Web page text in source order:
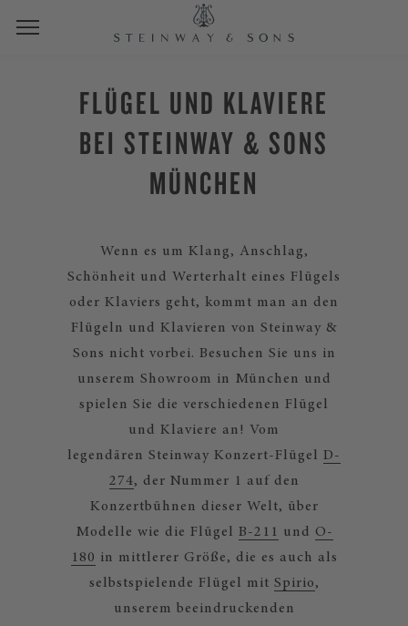
FLÜGEL UND KLAVIERE
BEI STEINWAY & SONS
MÜNCHEN
Wenn es um Klang, Anschlag,
Schönheit und Werterhalt eines Flügels
oder Klaviers geht, kommt man an den
Flügeln und Klavieren von Steinway &
Sons nicht vorbei. Besuchen Sie uns in
unserem Showroom in München und
spielen Sie die verschiedenen Flügel
und Klaviere an! Vom
legendären Steinway Konzert-Flügel D-
274, der Nummer 1 auf den
Konzertbühnen dieser Welt, über
Modelle wie die Flügel B-211 und O-
180 in mittlerer Größe, die es auch als
selbstspielende Flügel mit Spirio,
unserem beeindruckenden